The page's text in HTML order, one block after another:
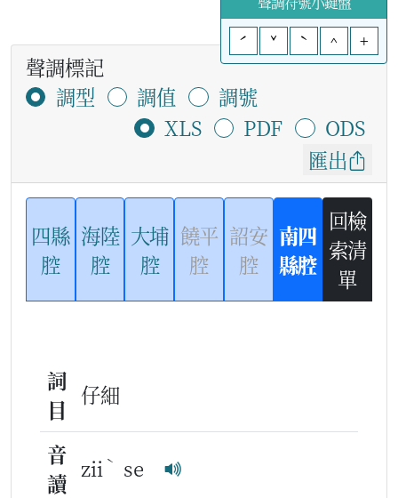
ˊ
ˇ ˋ ^ +
聲調標記
調型
調值
調號
XLS
PDF
ODS
匯出
四縣
腔
海陸
腔
大埔
腔
饒平
腔
詔安
腔
南四
縣腔
回檢
索清
單
詞
目
仔細
音
讀
zii ˋ se